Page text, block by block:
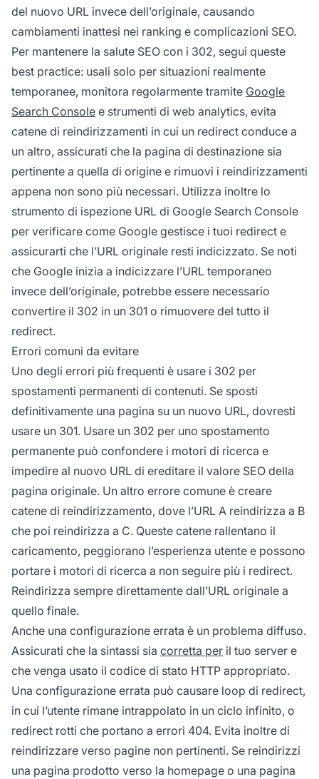
del nuovo URL invece dell’originale, causando
cambiamenti inattesi nei ranking e complicazioni SEO.
Per mantenere la salute SEO con i 302, segui queste
best practice: usali solo per situazioni realmente
temporanee, monitora regolarmente tramite Google
Search Console e strumenti di web analytics, evita
catene di reindirizzamenti in cui un redirect conduce a
un altro, assicurati che la pagina di destinazione sia
pertinente a quella di origine e rimuovi i reindirizzamenti
appena non sono più necessari. Utilizza inoltre lo
strumento di ispezione URL di Google Search Console
per verificare come Google gestisce i tuoi redirect e
assicurarti che l’URL originale resti indicizzato. Se noti
che Google inizia a indicizzare l’URL temporaneo
invece dell’originale, potrebbe essere necessario
convertire il 302 in un 301 o rimuovere del tutto il
redirect.
Errori comuni da evitare
Uno degli errori più frequenti è usare i 302 per
spostamenti permanenti di contenuti. Se sposti
definitivamente una pagina su un nuovo URL, dovresti
usare un 301. Usare un 302 per uno spostamento
permanente può confondere i motori di ricerca e
impedire al nuovo URL di ereditare il valore SEO della
pagina originale. Un altro errore comune è creare
catene di reindirizzamento, dove l’URL A reindirizza a B
che poi reindirizza a C. Queste catene rallentano il
caricamento, peggiorano l’esperienza utente e possono
portare i motori di ricerca a non seguire più i redirect.
Reindirizza sempre direttamente dall’URL originale a
quello finale.
Anche una configurazione errata è un problema diffuso.
Assicurati che la sintassi sia corretta per il tuo server e
che venga usato il codice di stato HTTP appropriato.
Una configurazione errata può causare loop di redirect,
in cui l’utente rimane intrappolato in un ciclo infinito, o
redirect rotti che portano a errori 404. Evita inoltre di
reindirizzare verso pagine non pertinenti. Se reindirizzi
una pagina prodotto verso la homepage o una pagina